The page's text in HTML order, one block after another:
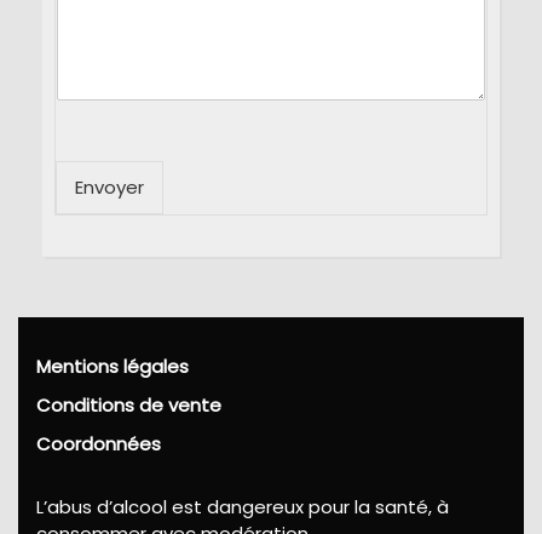
Envoyer
Mentions légales
Conditions de vente
Coordonnées
L’abus d’alcool est dangereux pour la santé, à